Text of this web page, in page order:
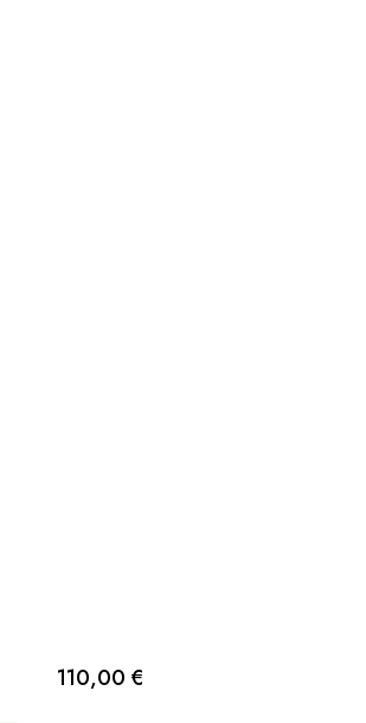
110,00€